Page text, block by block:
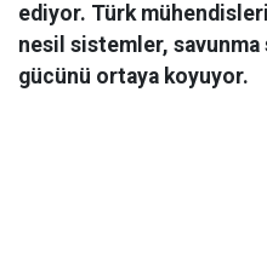
ediyor. Türk
nesil sistemler, savunma
gücünü ortaya koyuyor.